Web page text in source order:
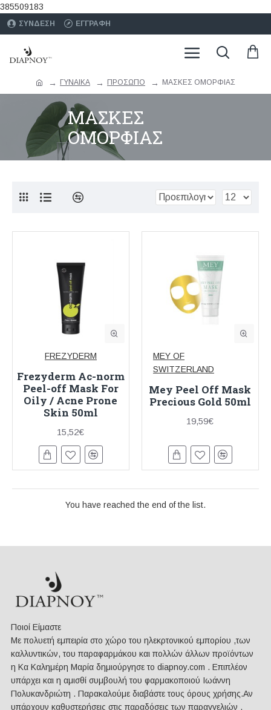
385509183
ΣΥΝΔΕΣΗ ΕΓΓΡΑΦΗ
ΓΥΝΑΙΚΑ ΠΡΟΣΩΠΟ ΜΑΣΚΕΣ ΟΜΟΡΦΙΑΣ
ΜΑΣΚΕΣ
ΟΜΟΡΦΙΑΣ
FREZYDERM
Frezyderm Ac-norm
Peel-off Mask For
Oily / Acne Prone
Skin 50ml
15,52€
MEY OF
SWITZERLAND
Mey Peel Off Mask
Precious Gold 50ml
19,59€
You have reached the end of the list.
Ποιοί Είμαστε
Mε πολυετή εμπειρία στο χώρο του ηλεκρτονικού εμπορίου ,των
καλλυντικών, του παραφαρμάκου και πολλών άλλων προϊόντων
η Κα Καλημέρη Μαρία δημιούργησε το diapnoy.com . Επιπλέον
υπάρχει και η αμισθί συμβουλή του φαρμακοποιού Ιωάννη
Πολυκανδριώτη . Παρακαλούμε διαβάστε τους όρους χρήσης.Αν
υπάρχουν καθυστερήσεις στις παραδόσεις των παραγγελιών ,